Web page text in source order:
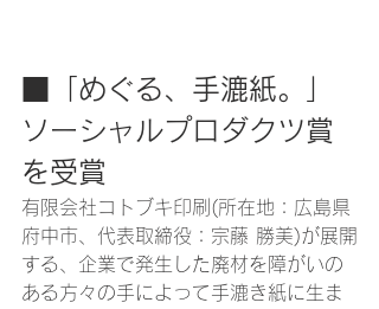
■「めぐる、手漉紙。」
ソーシャルプロダクツ賞
を受賞
有限会社コトブキ印刷(所在地：広島県
府中市、代表取締役：宗藤 勝美)が展開
する、企業で発生した廃材を障がいの
ある方々の手によって手漉き紙に生ま